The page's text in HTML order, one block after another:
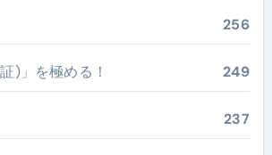
256
)」を極める！ 249
237